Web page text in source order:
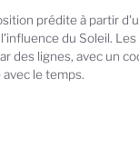
prédite à partir
du Soleil.
des lignes, avec un
le temps.